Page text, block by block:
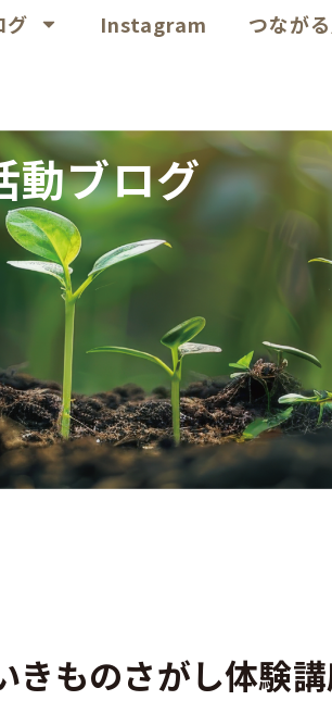
グ Instagram つなが
動ブログ
きものさがし体験